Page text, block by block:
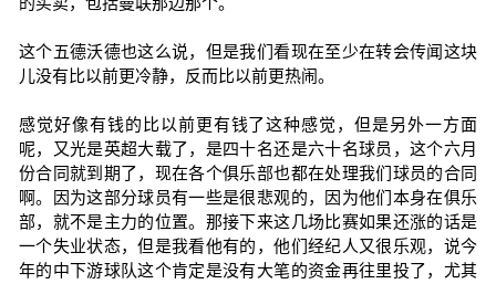
这个五德沃德也这么说，但是我们看现在至少在转会传闻这块
儿没有比以前更冷静，反而比以前更热闹。
感觉好像有钱的比以前更有钱了这种感觉，但是另外一方面
呢，又光是英超大载了，是四十名还是六十名球员，这个六月
份合同就到期了，现在各个俱乐部也都在处理我们球员的合同
啊。因为这部分球员有一些是很悲观的，因为他们本身在俱乐
部，就不是主力的位置。那接下来这几场比赛如果还涨的话是
一个失业状态，但是我看他有的，他们经纪人又很乐观，说今
年的中下游球队这个肯定是没有大笔的资金再往里投了，尤其